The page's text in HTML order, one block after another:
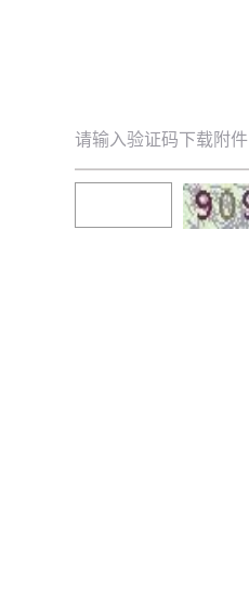
请输入验证码下载附件